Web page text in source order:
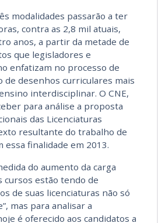
modalidades passarão a ter
contra as 2,8 mil atuais,
anos, a partir da metade de
que legisladores e
enfatizam no processo de
de desenhos curriculares mais
interdisciplinar. O CNE,
para análise a proposta
das Licenciaturas
resultante do trabalho de
essa finalidade em 2013.
do aumento da carga
cursos estão tendo de
de suas licenciaturas não só
mas para analisar a
é oferecido aos candidatos a